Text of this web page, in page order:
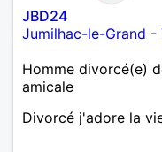
JBD24
Jumilhac-le-Grand -
Homme divorcé(e)
amicale
Divorcé j'adore la